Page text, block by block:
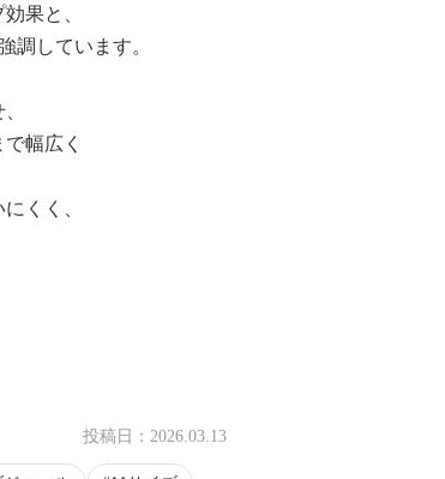
果と、
調しています。
幅広く
くく、
投稿日： 2026.03.13